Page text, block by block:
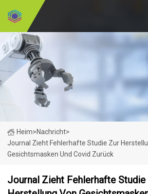
Heim>Nachricht>
Journal Zieht Fehlerhafte Studie Zur
Gesichtsmasken Und Covid Zurück
Journal Zieht Fehlerhafte Studie